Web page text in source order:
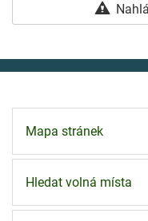
Mapa stránek
Hledat volná místa